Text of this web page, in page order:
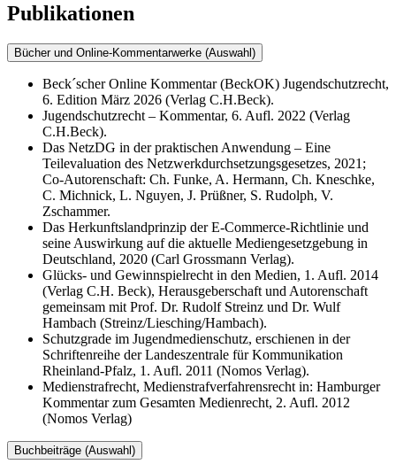
Publikationen
Bücher und Online-Kommentarwerke (Auswahl)
Beck´scher Online Kommentar (BeckOK) Jugendschutzrecht,
6. Edition März 2026 (Verlag C.H.Beck).
Jugendschutzrecht – Kommentar, 6. Aufl. 2022 (Verlag
C.H.Beck).
Das NetzDG in der praktischen Anwendung – Eine
Teilevaluation des Netzwerkdurchsetzungsgesetzes, 2021;
Co-Autorenschaft: Ch. Funke, A. Hermann, Ch. Kneschke,
C. Michnick, L. Nguyen, J. Prüßner, S. Rudolph, V.
Zschammer.
Das Herkunftslandprinzip der E‐Commerce-Richtlinie und
seine Auswirkung auf die aktuelle Mediengesetzgebung in
Deutschland, 2020 (Carl Grossmann Verlag).
Glücks- und Gewinnspielrecht in den Medien, 1. Aufl. 2014
(Verlag C.H. Beck), Herausgeberschaft und Autorenschaft
gemeinsam mit Prof. Dr. Rudolf Streinz und Dr. Wulf
Hambach (Streinz/Liesching/Hambach).
Schutzgrade im Jugendmedienschutz, erschienen in der
Schriftenreihe der Landeszentrale für Kommunikation
Rheinland-Pfalz, 1. Aufl. 2011 (Nomos Verlag).
Medienstrafrecht, Medienstrafverfahrensrecht in: Hamburger
Kommentar zum Gesamten Medienrecht, 2. Aufl. 2012
(Nomos Verlag)
Buchbeiträge (Auswahl)